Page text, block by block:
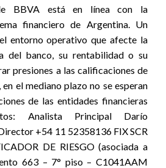
BBVA está en línea con la
financiero de Argentina. Un
entorno operativo que afecte la
del banco, su rentabilidad o su
presiones a las calificaciones de
el mediano plazo no se esperan
de las entidades financieras
Analista Principal Darío
+54 11 52358136 FIX SCR
DE RIESGO (asociada a
663 – 7° piso – C1041AAM